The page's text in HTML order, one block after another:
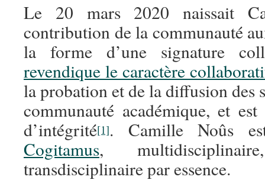
Le 20 mars 2020 naissait
contribution de la communauté
la forme d’une signature
revendique le caractère
la probation et de la diffusion des
communauté académique, et
d’intégrité[1]. Camille Noûs
Cogitamus,
transdisciplinaire par essence.